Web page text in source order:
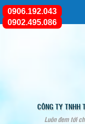
CÔNG TY TNHH
Luôn đem tới
0906.192.043
0902.495.086